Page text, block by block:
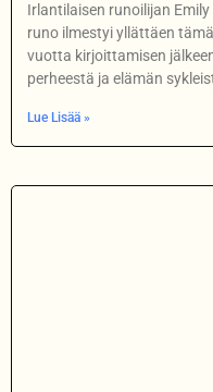
Irlantilaisen runoilijan
runo ilmestyi yllättäen
vuotta kirjoittamisen
perheestä ja elämän
Lue Lisää »